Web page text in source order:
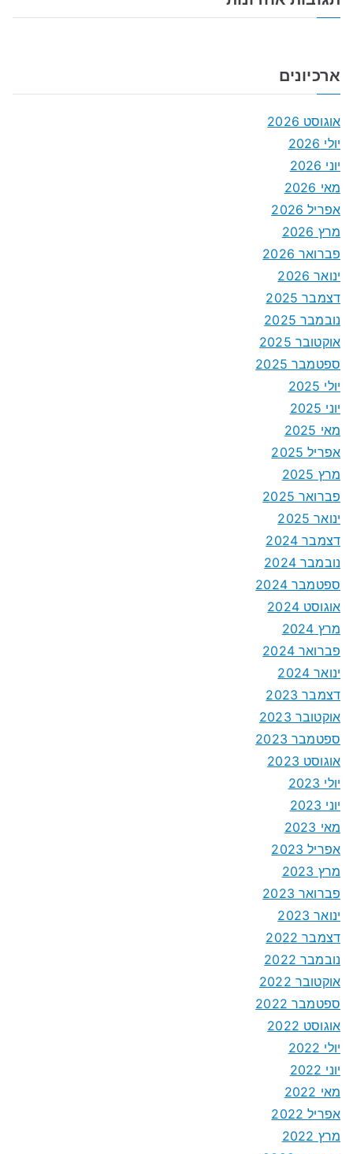
ארכיונים
אוגוסט 2026
יולי 2026
יוני 2026
מאי 2026
אפריל 2026
מרץ 2026
פברואר 2026
ינואר 2026
דצמבר 2025
נובמבר 2025
אוקטובר 2025
ספטמבר 2025
יולי 2025
יוני 2025
מאי 2025
אפריל 2025
מרץ 2025
פברואר 2025
ינואר 2025
דצמבר 2024
נובמבר 2024
ספטמבר 2024
אוגוסט 2024
מרץ 2024
פברואר 2024
ינואר 2024
דצמבר 2023
אוקטובר 2023
ספטמבר 2023
אוגוסט 2023
יולי 2023
יוני 2023
מאי 2023
אפריל 2023
מרץ 2023
פברואר 2023
ינואר 2023
דצמבר 2022
נובמבר 2022
אוקטובר 2022
ספטמבר 2022
אוגוסט 2022
יולי 2022
יוני 2022
מאי 2022
אפריל 2022
מרץ 2022